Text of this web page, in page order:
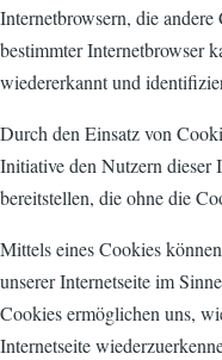
Internetbrowsern, die
bestimmter Internetbrowser
wiedererkannt und
Durch den Einsatz von
Initiative den Nutzern dieser
bereitstellen, die ohne die
Mittels eines Cookies
unserer Internetseite im
Cookies ermöglichen uns,
Internetseite